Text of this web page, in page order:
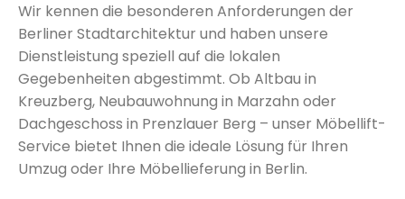
Wir kennen die besonderen Anforderungen der
Berliner Stadtarchitektur und haben unsere
Dienstleistung speziell auf die lokalen
Gegebenheiten abgestimmt. Ob Altbau in
Kreuzberg, Neubauwohnung in Marzahn oder
Dachgeschoss in Prenzlauer Berg – unser Möbellift-
Service bietet Ihnen die ideale Lösung für Ihren
Umzug oder Ihre Möbellieferung in Berlin.